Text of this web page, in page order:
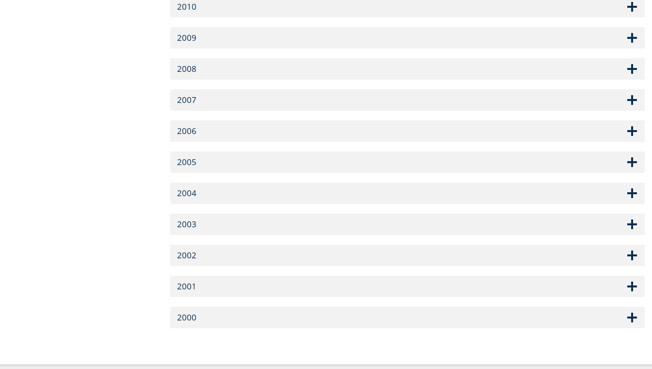
2010
2009
2008
2007
2006
2005
2004
2003
2002
2001
2000